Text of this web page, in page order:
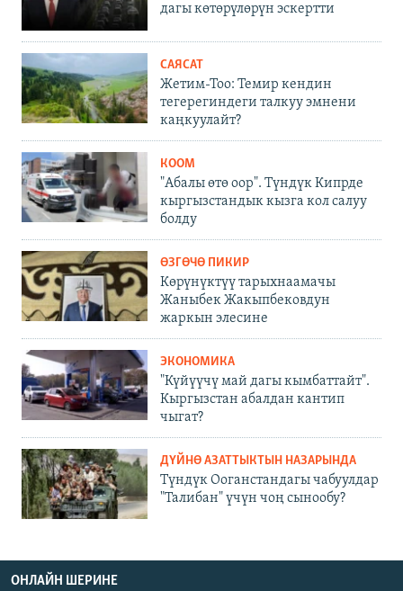
дагы көтөрүлөрүн эскертти
САЯСАТ
Жетим-Тоо: Темир кендин
тегерегиндеги талкуу эмнени
каңкуулайт?
КООМ
"Абалы өтө оор". Түндүк Кипрде
кыргызстандык кызга кол салуу
болду
ӨЗГӨЧӨ ПИКИР
Көрүнүктүү тарыхнаамачы
Жаныбек Жакыпбековдун
жаркын элесине
ЭКОНОМИКА
"Күйүүчү май дагы кымбаттайт".
Кыргызстан абалдан кантип
чыгат?
ДҮЙНӨ АЗАТТЫКТЫН НАЗАРЫНДА
Түндүк Ооганстандагы чабуулдар
"Талибан" үчүн чоң сынообу?
ОНЛАЙН ШЕРИНЕ